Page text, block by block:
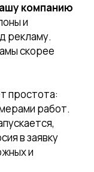
компанию
и
рекламу.
скорее
простота:
работ.
в заявку
и